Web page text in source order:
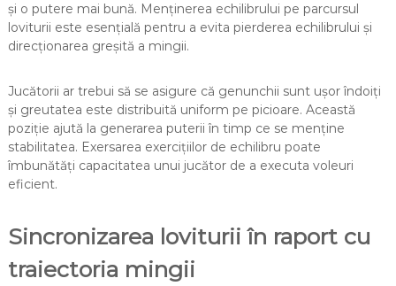
și o putere mai bună. Menținerea echilibrului pe parcursul
loviturii este esențială pentru a evita pierderea echilibrului și
direcționarea greșită a mingii.
Jucătorii ar trebui să se asigure că genunchii sunt ușor îndoiți
și greutatea este distribuită uniform pe picioare. Această
poziție ajută la generarea puterii în timp ce se menține
stabilitatea. Exersarea exercițiilor de echilibru poate
îmbunătăți capacitatea unui jucător de a executa voleuri
eficient.
Sincronizarea loviturii în raport cu
traiectoria mingii